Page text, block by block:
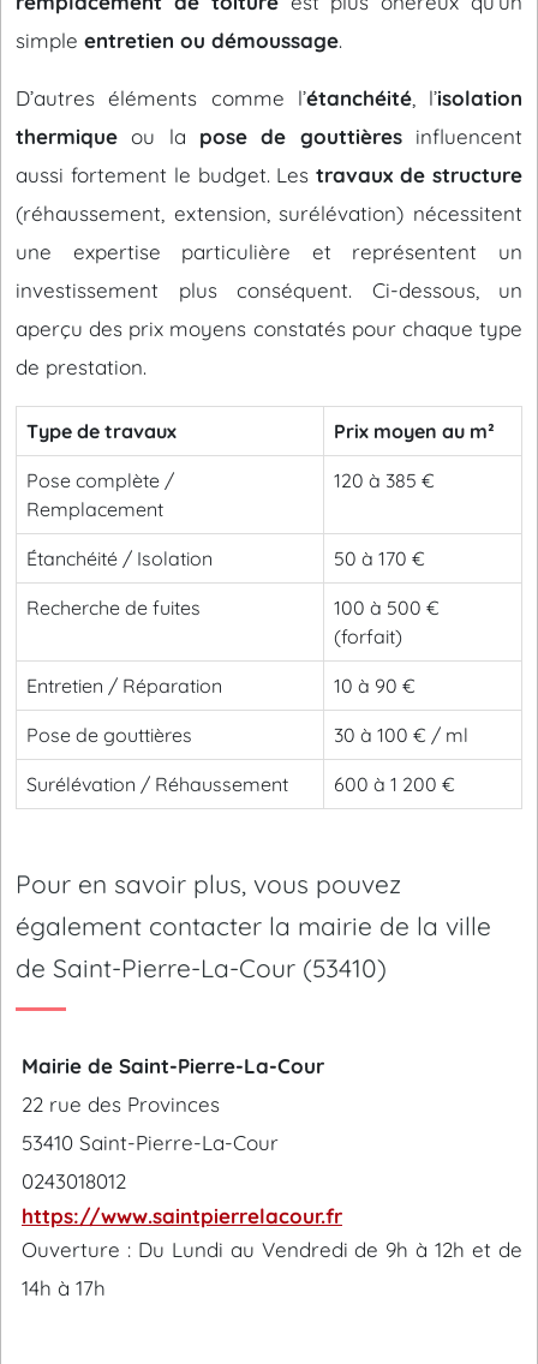
simple entretien ou démoussage.
D’autres éléments comme l’étanchéité, l’isolation
thermique ou la pose de gouttièresinfluencent
aussi fortement le budget. Lestravaux de structure
(réhaussement, extension, surélévation) nécessitent
une expertise particulière et représentent un
investissement plus conséquent. Ci-dessous, un
aperçu des prix moyens constatés pour chaque type
de prestation.
Type de travaux Prix moyen au m²
Pose complète /
Remplacement
120 à 385 €
Étanchéité / Isolation 50 à 170 €
Recherche de fuites
100 à 500 €
(forfait)
Entretien / Réparation 10 à 90 €
Pose de gouttières 30 à 100 € / ml
Surélévation / Réhaussement 600 à 1 200 €
Pour en savoir plus, vous pouvez
également contacter la mairie de la ville
de Saint-Pierre-La-Cour (53410)
Mairie de Saint-Pierre-La-Cour
22 rue des Provinces
53410 Saint-Pierre-La-Cour
0243018012
https://www.saintpierrelacour.fr
Ouverture : Du Lundi au Vendredi de 9h à 12h et de
14h à 17h